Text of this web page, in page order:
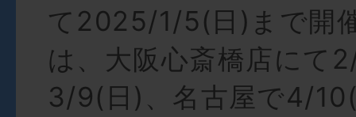
て2025/1/5(日)まで開
は、大阪心斎橋店にて
3/9(日)、名古屋で4/